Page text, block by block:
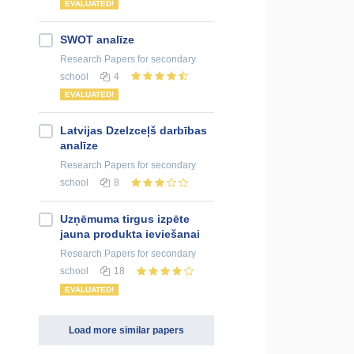
EVALUATED!
SWOT analīze
Research Papers for secondary
school
4
EVALUATED!
Latvijas Dzelzceļš darbības
analīze
Research Papers for secondary
school
8
Uzņēmuma tirgus izpēte
jauna produkta ieviešanai
Research Papers for secondary
school
18
EVALUATED!
Load more similar papers